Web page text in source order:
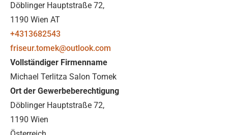
Döblinger Hauptstraße 72,
1190 Wien AT
+4313682543
friseur.tomek@outlook.com
Vollständiger Firmenname
Michael Terlitza Salon Tomek
Ort der Gewerbeberechtigung
Döblinger Hauptstraße 72,
1190 Wien